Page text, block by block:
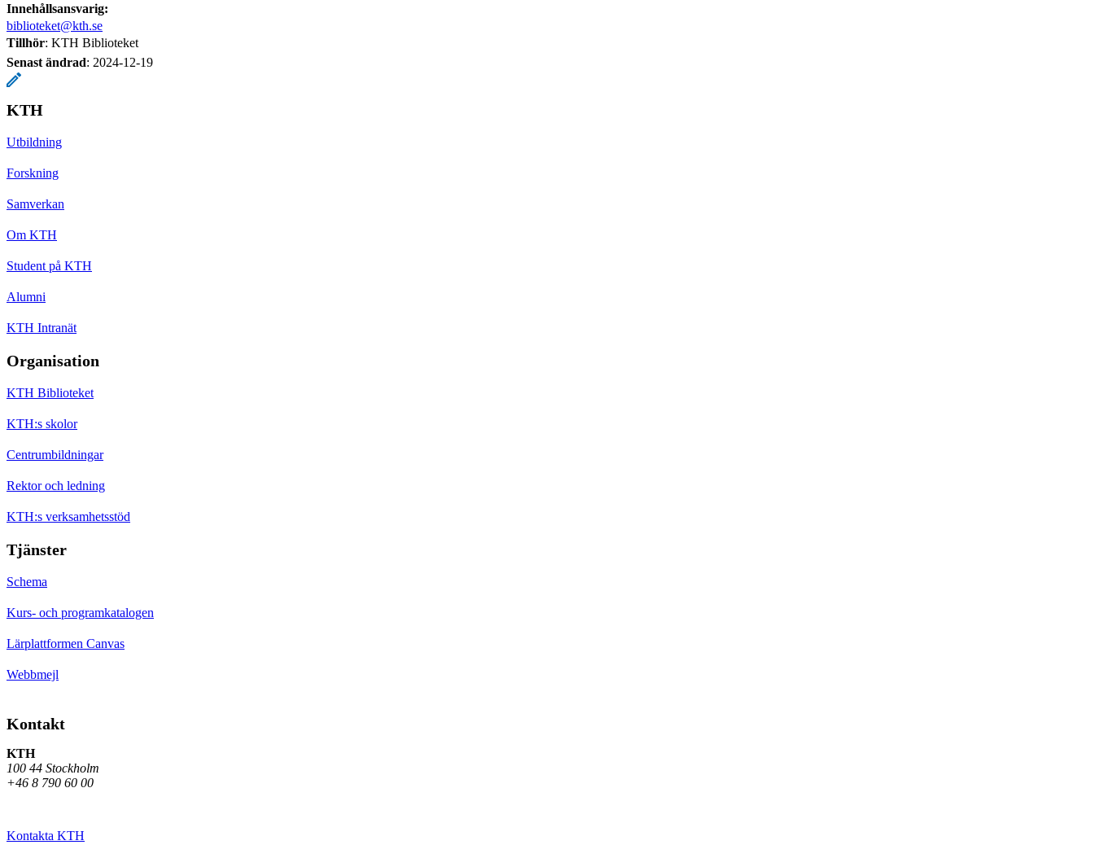
Innehållsansvarig:
biblioteket@kth.se
Tillhör: KTH Biblioteket
Senast ändrad: 2024-12-19
KTH
Utbildning
Forskning
Samverkan
Om KTH
Student på KTH
Alumni
KTH Intranät
Organisation
KTH Biblioteket
KTH:s skolor
Centrumbildningar
Rektor och ledning
KTH:s verksamhetsstöd
Tjänster
Schema
Kurs- och programkatalogen
Lärplattformen Canvas
Webbmejl
Kontakt
KTH
100 44 Stockholm
+46 8 790 60 00
Kontakta KTH